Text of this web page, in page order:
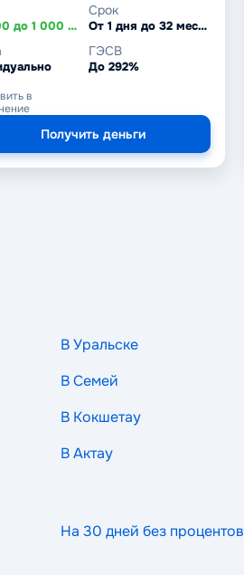
От 1 000 до 1 000 000 ₽
Срок
От 1 дня до 32 месяцев
ГЭСВ
До 292%
в
Получить деньги
В Уральске
В Семей
В Кокшетау
В Актау
На 30 дней без процентов